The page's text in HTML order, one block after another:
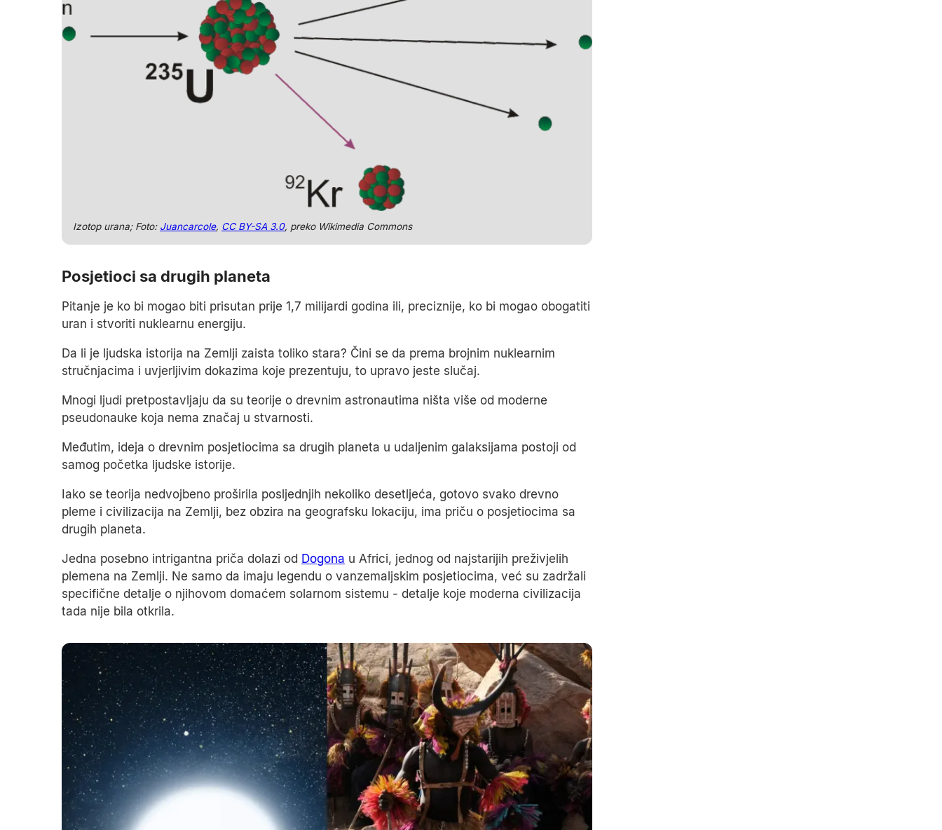
Izotop urana; Foto: Juancarcole, CC BY-SA 3.0, preko Wikimedia Commons
Posjetioci sa drugih planeta
Pitanje je ko bi mogao biti prisutan prije 1,7 milijardi godina ili, preciznije, ko bi mogao obogatiti
uran i stvoriti nuklearnu energiju.
Da li je ljudska istorija na Zemlji zaista toliko stara? Čini se da prema brojnim nuklearnim
stručnjacima i uvjerljivim dokazima koje prezentuju, to upravo jeste slučaj.
Mnogi ljudi pretpostavljaju da su teorije o drevnim astronautima ništa više od moderne
pseudonauke koja nema značaj u stvarnosti.
Međutim, ideja o drevnim posjetiocima sa drugih planeta u udaljenim galaksijama postoji od
samog početka ljudske istorije.
Iako se teorija nedvojbeno proširila posljednjih nekoliko desetljeća, gotovo svako drevno
pleme i civilizacija na Zemlji, bez obzira na geografsku lokaciju, ima priču o posjetiocima sa
drugih planeta.
Jedna posebno intrigantna priča dolazi od Dogona u Africi, jednog od najstarijih preživjelih
plemena na Zemlji. Ne samo da imaju legendu o vanzemaljskim posjetiocima, već su zadržali
specifične detalje o njihovom domaćem solarnom sistemu - detalje koje moderna civilizacija
tada nije bila otkrila.